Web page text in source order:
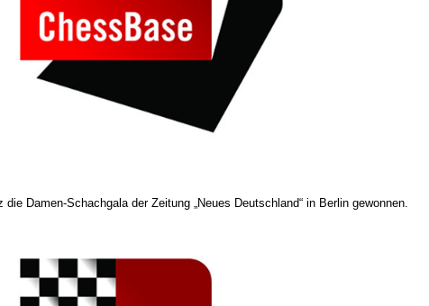
Damen-Schachgala der Zeitung „Neues Deutschland“ in Berlin gewonnen.